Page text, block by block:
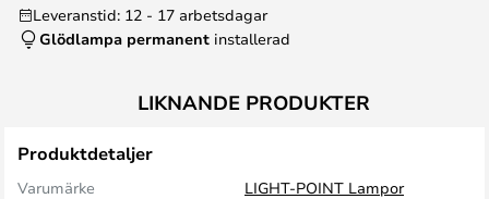
Leveranstid: 12 - 17 arbetsdagar
Glödlampa permanent installerad
LIKNANDE PRODUKTER
Produktdetaljer
Varumärke
LIGHT-POINT Lampor